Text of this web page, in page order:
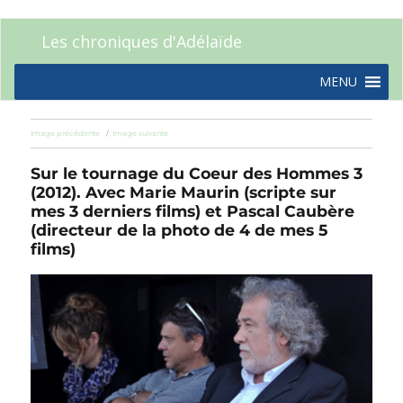
Les chroniques d'Adélaïde
MENU
Image précédente Image suivante
Sur le tournage du Coeur des Hommes 3
(2012). Avec Marie Maurin (scripte sur
mes 3 derniers films) et Pascal Caubère
(directeur de la photo de 4 de mes 5
films)